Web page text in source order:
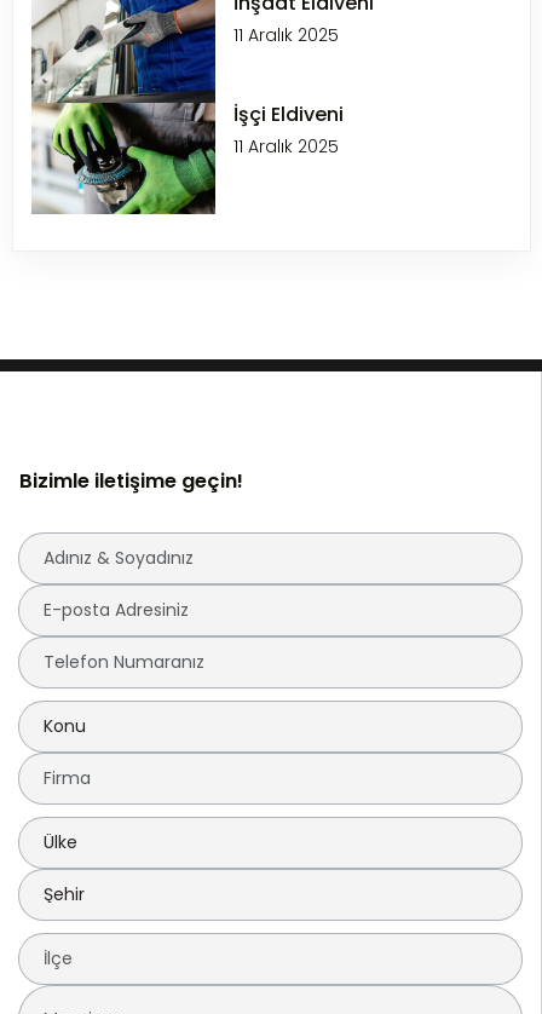
11 Aralık 2025
İşçi Eldiveni
11 Aralık 2025
Bizimle iletişime geçin!